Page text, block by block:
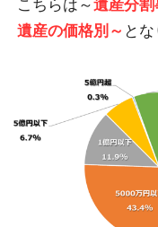
こちらは～遺産分
遺産の価格別～ とな